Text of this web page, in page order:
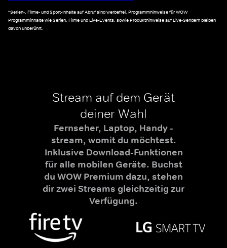
*Serien-, Filme- und Sport-Inhalte auf Abruf sind werbefrei. Programmhinweise für WOW
Programminhalte wie Serien, Filme und Live-Events, sowie Produkthinweise auf Live-Sendern bleiben
davon unberührt.
Stream auf dem Gerät
deiner Wahl
Fernseher, Laptop, Handy -
stream, womit du möchtest.
Inklusive Download-Funktionen
für alle mobilen Geräte. Buchst
du WOW Premium dazu, stehen
dir zwei Streams gleichzeitig zur
Verfügung.